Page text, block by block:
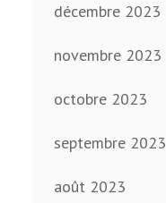
décembre 2023
novembre 2023
octobre 2023
septembre 2023
août 2023